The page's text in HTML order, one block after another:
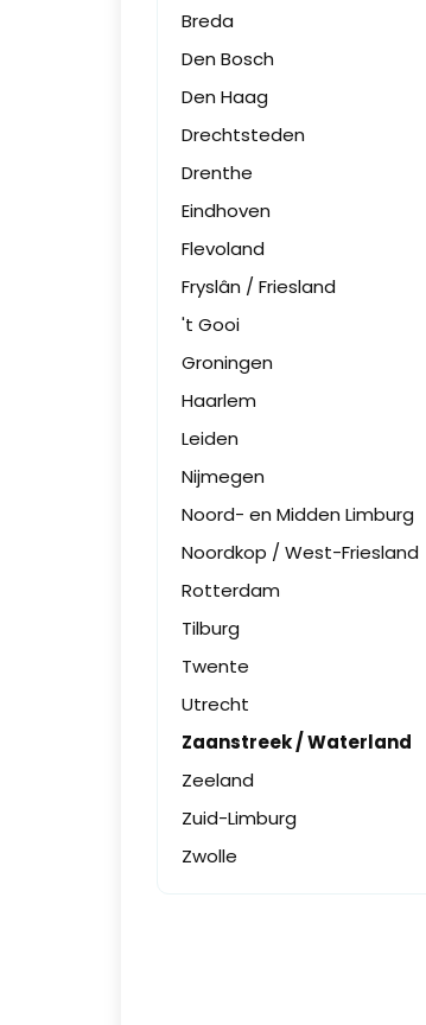
Breda
Den Bosch
Den Haag
Drechtsteden
Drenthe
Eindhoven
Flevoland
Fryslân / Friesland
't Gooi
Groningen
Haarlem
Leiden
Nijmegen
Noord- en Midden Limburg
Noordkop / West-Friesland
Rotterdam
Tilburg
Twente
Utrecht
Zaanstreek / Waterland
Zeeland
Zuid-Limburg
Zwolle